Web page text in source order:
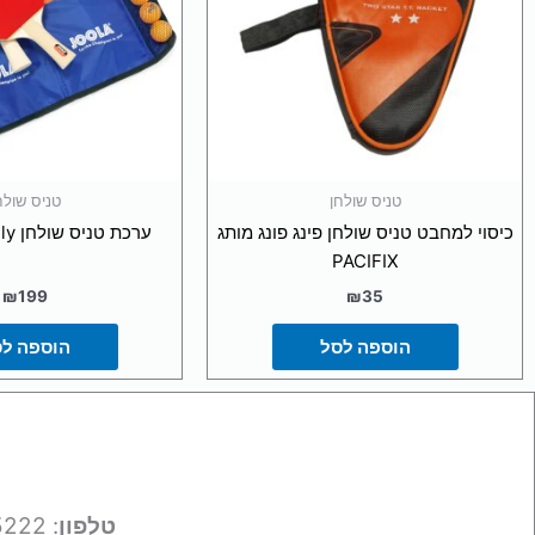
טניס שולחן
כיסוי למחבט טניס שולחן פינג פונג מותג
PACIFIX
₪35
הוספה לסל
טניס
ערכת טניס שולחן JOOLA Family
₪199
הוספה
טלפון: 050-9695222